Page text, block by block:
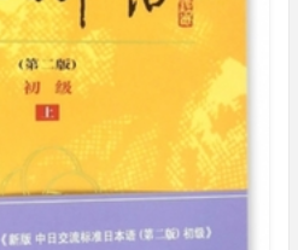
–
15:00
22:00
–
12:30
–
16:00
–
check when you make a request.